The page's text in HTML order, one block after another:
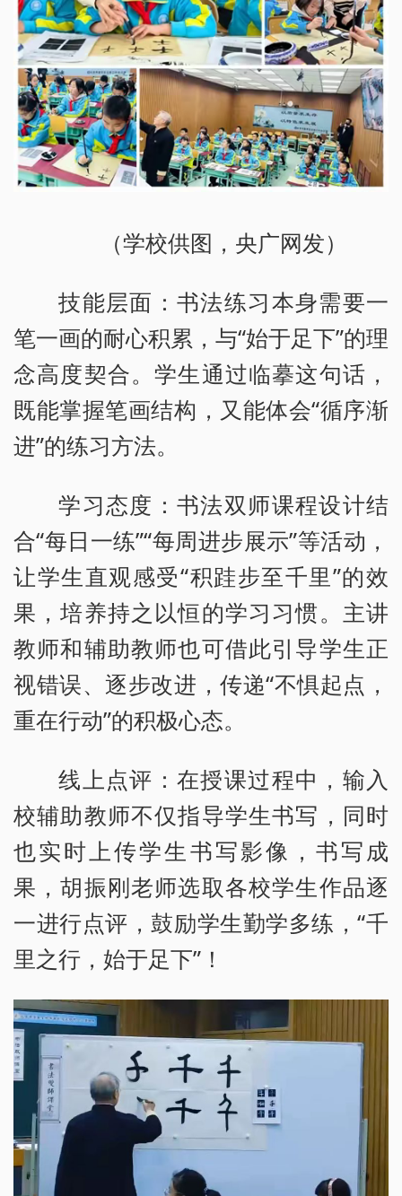
（学校供图，央广网发）
技能层面：书法练习本身需要一
笔一画的耐心积累，与“始于足下”的理
念高度契合。学生通过临摹这句话，
既能掌握笔画结构，又能体会“循序渐
进”的练习方法。
学习态度：书法双师课程设计结
合“每日一练”“每周进步展示”等活动，
让学生直观感受“积跬步至千里”的效
果，培养持之以恒的学习习惯。主讲
教师和辅助教师也可借此引导学生正
视错误、逐步改进，传递“不惧起点，
重在行动”的积极心态。
线上点评：在授课过程中，输入
校辅助教师不仅指导学生书写，同时
也实时上传学生书写影像，书写成
果，胡振刚老师选取各校学生作品逐
一进行点评，鼓励学生勤学多练，“千
里之行，始于足下”！